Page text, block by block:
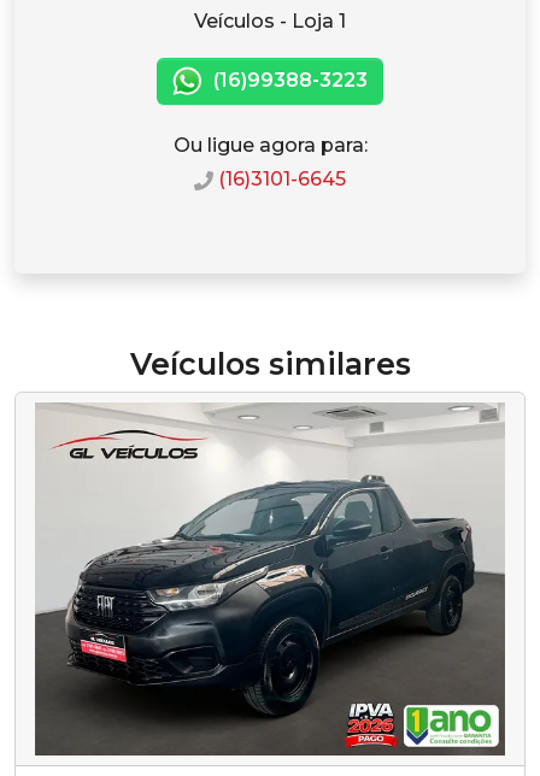
Veículos - Loja 1
(16)99388-3223
Ou ligue agora para:
(16)3101-6645
Veículos similares